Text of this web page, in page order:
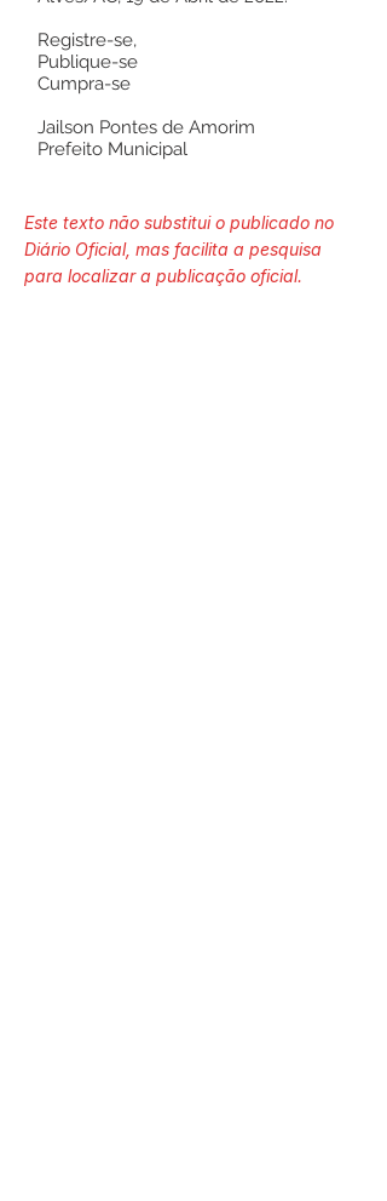
Registre-se,
Publique-se
Cumpra-se
Jailson Pontes de Amorim
Prefeito Municipal
Este texto não substitui o publicado no
Diário Oficial, mas facilita a pesquisa
para localizar a publicação oficial.